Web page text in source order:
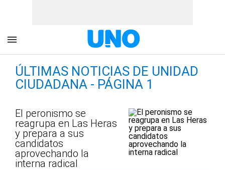
ÚLTIMAS NOTICIAS DE UNIDAD
CIUDADANA - PÁGINA 1
El peronismo se
reagrupa en Las Heras
y prepara a sus
candidatos
aprovechando la
interna radical